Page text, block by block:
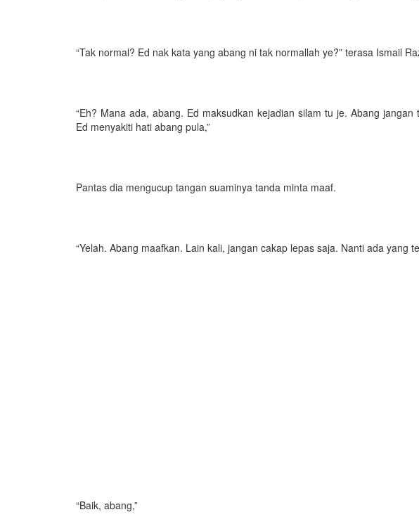
“Tak normal? Ed nak kata yang abang ni tak normallah ye?” terasa Ismail
“Eh? Mana ada, abang. Ed maksudkan kejadian silam tu je. Abang
Ed menyakiti hati abang pula,”
Pantas dia mengucup tangan suaminya tanda minta maaf.
“Yelah. Abang maafkan. Lain kali, jangan cakap lepas saja. Nanti ada yang
“Baik, abang,”